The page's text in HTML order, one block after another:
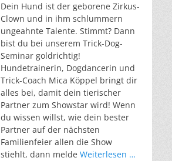
Dein Hund ist der geborene Zirkus-
Clown und in ihm schlummern
ungeahnte Talente. Stimmt? Dann
bist du bei unserem Trick-Dog-
Seminar goldrichtig!
Hundetrainerin, Dogdancerin und
Trick-Coach Mica Köppel bringt dir
alles bei, damit dein tierischer
Partner zum Showstar wird! Wenn
du wissen willst, wie dein bester
Partner auf der nächsten
Familienfeier allen die Show
stiehlt, dann melde Weiterlesen …